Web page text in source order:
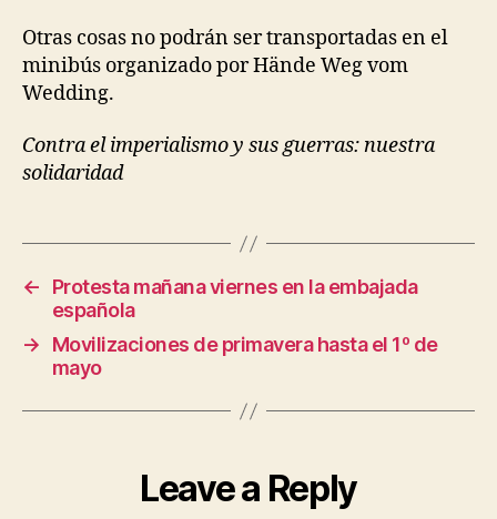
Otras cosas no podrán ser transportadas en el
minibús organizado por Hände Weg vom
Wedding.
Contra el imperialismo y sus guerras: nuestra
solidaridad
←
Protesta mañana viernes en la embajada
española
→
Movilizaciones de primavera hasta el 1º de
mayo
Leave a Reply